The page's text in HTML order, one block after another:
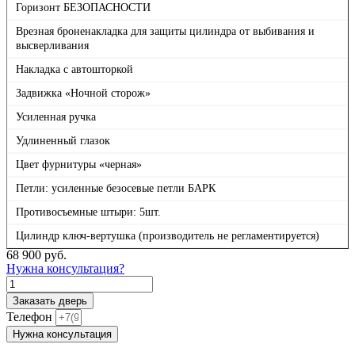
Горизонт БЕЗОПАСНОСТИ
Врезная броненакладка для защиты цилиндра от выбивания и
высверливания
Накладка с автошторкой
Задвижка «Ночной сторож»
Усиленная ручка
Удлиненный глазок
Цвет фурнитуры «черная»
Петли: усиленные безосевые петли БАРК
Противосъемные штыри: 5шт.
Цилиндр ключ-вертушка (производитель не регламентируется)
68 900 руб.
Нужна консультация?
Количество
товара
М3
New,
панель
Заказать дверь
Телефон
Нужна консультация